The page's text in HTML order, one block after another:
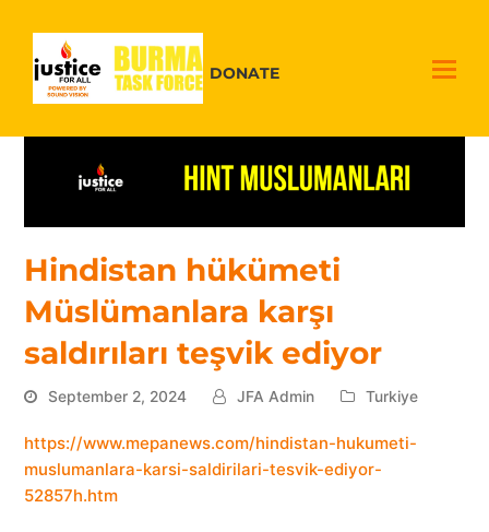
DONATE
Hindistan hükümeti
Müslümanlara karşı
saldırıları teşvik ediyor
September 2, 2024 JFA Admin Turkiye
https://www.mepanews.com/hindistan-hukumeti-
muslumanlara-karsi-saldirilari-tesvik-ediyor-
52857h.htm